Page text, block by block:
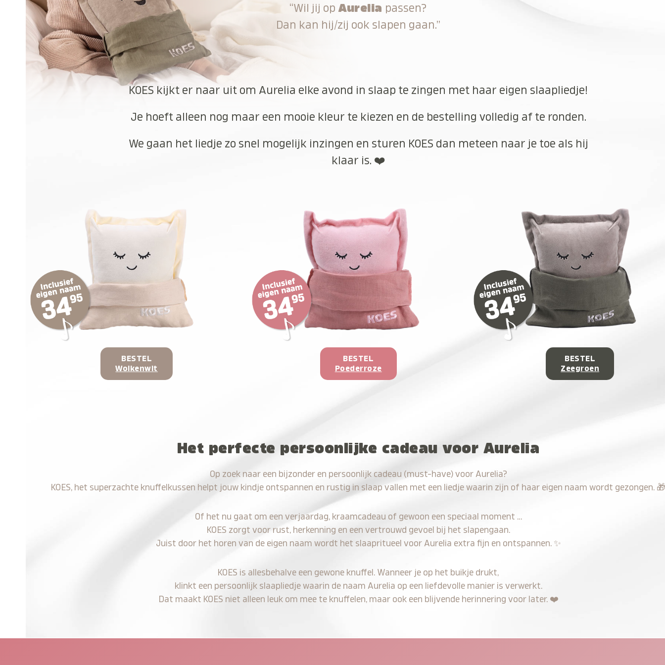
“Wil jij op Aurelia passen?
Dan kan hij/zij ook slapen gaan.”
KOES kijkt er naar uit om Aurelia elke avond in slaap te zingen met haar eigen slaapliedje!
Je hoeft alleen nog maar een mooie kleur te kiezen en de bestelling volledig af te ronden.
We gaan het liedje zo snel mogelijk inzingen en sturen KOES dan meteen naar je toe als hij
klaar is. ❤️
BESTEL
Wolkenwit
BESTEL
Poederroze
BESTEL
Zeegroen
Het perfecte persoonlijke cadeau voor Aurelia
Op zoek naar een bijzonder en persoonlijk cadeau (must-have) voor Aurelia?
KOES, het superzachte knuffelkussen helpt jouw kindje ontspannen en rustig in slaap vallen met een liedje waarin zijn of haar eigen naam wordt gezongen.
Of het nu gaat om een verjaardag, kraamcadeau of gewoon een speciaal moment …
KOES zorgt voor rust, herkenning en een vertrouwd gevoel bij het slapengaan.
Juist door het horen van de eigen naam wordt het slaapritueel voor Aurelia extra fijn en ontspannen. ✨
KOES is allesbehalve een gewone knuffel. Wanneer je op het buikje drukt,
klinkt een persoonlijk slaapliedje waarin de naam Aurelia op een liefdevolle manier is verwerkt.
Dat maakt KOES niet alleen leuk om mee te knuffelen, maar ook een blijvende herinnering voor later. ❤️